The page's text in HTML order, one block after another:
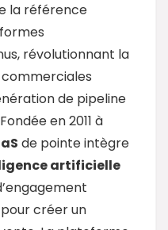
la référence
révolutionnant la
de pipeline
en 2011 à
de pointe intègre
artificielle
créer un